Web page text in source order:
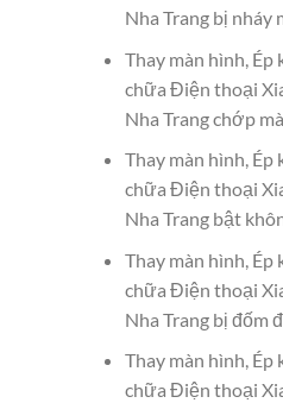
Nha Trang bị nháy
Thay màn hình, Ép
chữa Điện thoại
Nha Trang chớp
Thay màn hình, Ép
chữa Điện thoại
Nha Trang bật
Thay màn hình, Ép
chữa Điện thoại
Nha Trang bị đốm
Thay màn hình, Ép
chữa Điện thoại